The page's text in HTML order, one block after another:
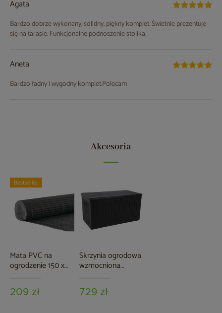
Agata
Bardzo dobrze wykonany, solidny, piękny komplet. Świetnie prezentuje
się na tarasie. Funkcjonalne podnoszenie stolika.
Aneta
Bardzo ładny i wygodny komplet.Polecam
Akcesoria
Mata PVC na
ogrodzenie 150 x
209 zł
Bestseller
Skrzynia ogrodowa
wzmocniona
729 zł